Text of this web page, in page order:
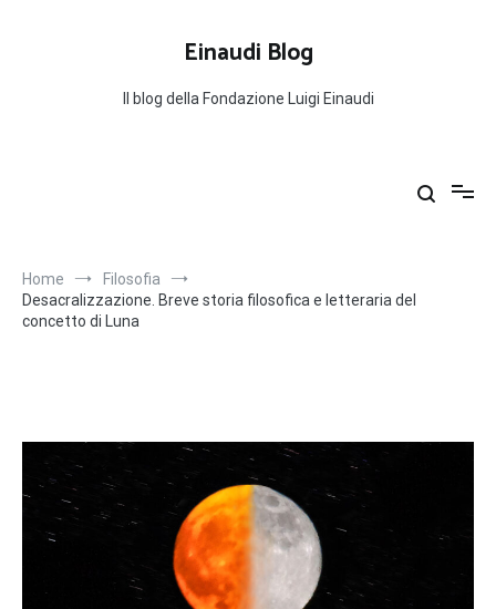
Einaudi Blog
Il blog della Fondazione Luigi Einaudi
Home
Filosofia
Desacralizzazione. Breve storia filosofica e letteraria del
concetto di Luna